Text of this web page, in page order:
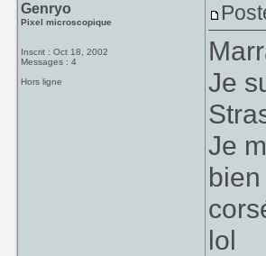
Genryo
Pixel microscopique
Inscrit : Oct 18, 2002
Messages : 4
Hors ligne
Je
Je
lol